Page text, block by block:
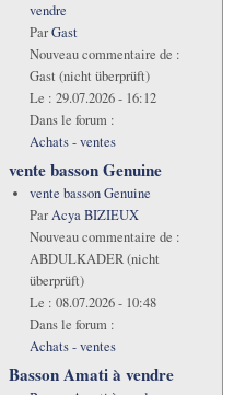
vendre
ParGast
Nouveau commentaire de :
Gast (nicht überprüft)
Le : 29.07.2026 - 16:12
Dans le forum :
Achats - ventes
vente basson Genuine
vente basson Genuine
ParAcya BIZIEUX
Nouveau commentaire de :
ABDULKADER (nicht
überprüft)
Le : 08.07.2026 - 10:48
Dans le forum :
Achats - ventes
Basson Amati à vendre